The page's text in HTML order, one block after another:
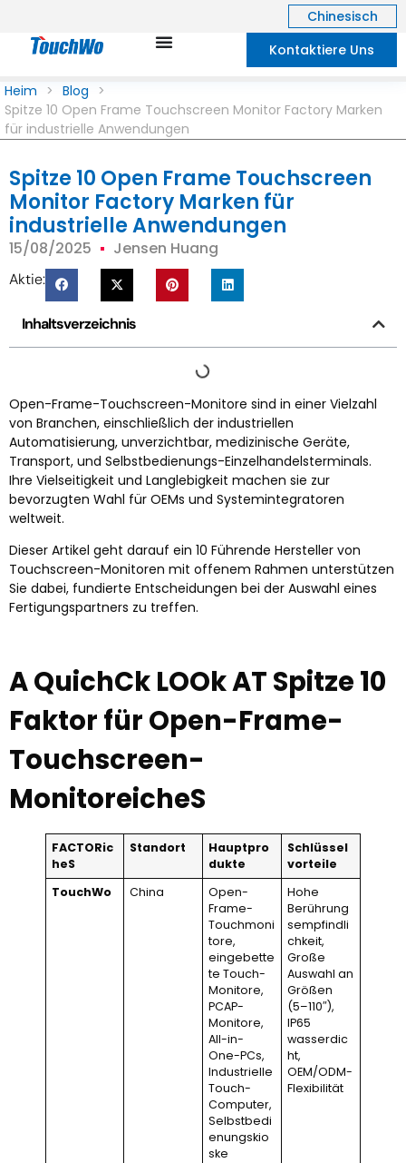
Chinesisch
Kontaktiere Uns
Heim > Blog >
Spitze 10 Open Frame Touchscreen Monitor Factory Marken
für industrielle Anwendungen
Spitze 10 Open Frame Touchscreen
Monitor Factory Marken für
industrielle Anwendungen
15/08/2025 Jensen Huang
Aktie:
Inhaltsverzeichnis
Open-Frame-Touchscreen-Monitore sind in einer Vielzahl
von Branchen, einschließlich der industriellen
Automatisierung, unverzichtbar, medizinische Geräte,
Transport, und Selbstbedienungs-Einzelhandelsterminals.
Ihre Vielseitigkeit und Langlebigkeit machen sie zur
bevorzugten Wahl für OEMs und Systemintegratoren
weltweit.
Dieser Artikel geht darauf ein 10 Führende Hersteller von
Touchscreen-Monitoren mit offenem Rahmen unterstützen
Sie dabei, fundierte Entscheidungen bei der Auswahl eines
Fertigungspartners zu treffen.
AQuichCk LOOkAT Spitze 10
Faktor für Open-Frame-
Touchscreen-
MonitoreicheS
FACTORic
heS
Standort
Hauptpro
dukte
Schlüssel
vorteile
TouchWo
China
Open-
Frame-
Touchmoni
tore,
eingebette
te Touch-
Monitore,
PCAP-
Monitore,
All-in-
One-PCs,
Industrielle
Touch-
Computer,
Selbstbedi
enungskio
ske
Hohe
Berührung
sempfindli
chkeit,
Große
Auswahl an
Größen
(5–110″),
IP65
wasserdic
ht,
OEM/ODM-
Flexibilität